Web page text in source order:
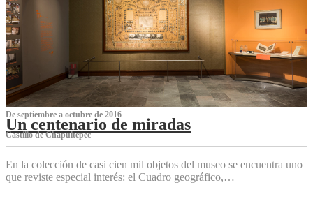
De septiembre a octubre de 2016
Un centenario de miradas
Castillo de Chapultepec
En la colección de casi cien mil objetos del museo se encuentra uno
que reviste especial interés: el Cuadro geográfico,…